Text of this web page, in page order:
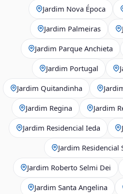
Jardim Nova Época
Jardim Palmeiras
Jardim Parque Anchieta
Jardim Portugal
Jardim Quitandinha
Jardim Regina Jardim
Jardim Residencial Ieda
Jardim Residencial
Jardim Roberto Selmi Dei
Jardim Santa Angelina